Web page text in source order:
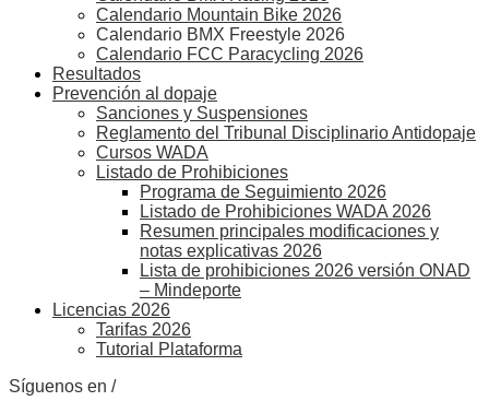
Calendario Mountain Bike 2026
Calendario BMX Freestyle 2026
Calendario FCC Paracycling 2026
Resultados
Prevención al dopaje
Sanciones y Suspensiones
Reglamento del Tribunal Disciplinario Antidopaje
Cursos WADA
Listado de Prohibiciones
Programa de Seguimiento 2026
Listado de Prohibiciones WADA 2026
Resumen principales modificaciones y
notas explicativas 2026
Lista de prohibiciones 2026 versión ONAD
– Mindeporte
Licencias 2026
Tarifas 2026
Tutorial Plataforma
Síguenos en /